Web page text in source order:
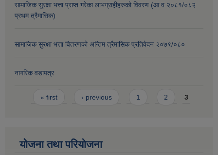
सामाजिक सुरक्षा भत्ता प्राप्त गरेका लाभग्राहीहरुको विवरण (आ.व २०८१/०८२
प्रथम त्रैमासिक)
सामाजिक सुरक्षा भत्ता वितरणको अन्तिम त्रैमासिक प्रतिवेदन २०७९/०८०
नागरिक वडापत्र
Pages
« first ‹ previous 1 2 3
योजना तथा परियोजना